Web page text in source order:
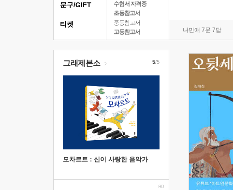
수험서 자격증
초등참고서
중등참고서
고등참고서
나민애 7문 7답
문구/GIFT
티켓
그래제본소
모차르트 : 신이 사랑한 음악가
5/5